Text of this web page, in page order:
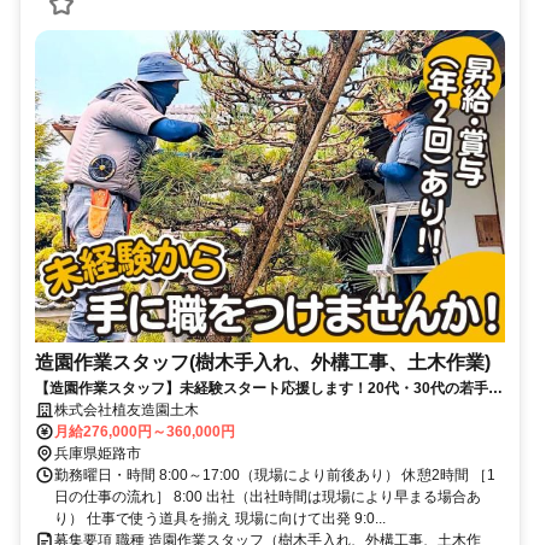
造園作業スタッフ(樹木手入れ、外構工事、土木作業)
【造園作業スタッフ】未経験スタート応援します！20代・30代の若手も
活躍中！もちろん、経験者も大歓迎
株式会社植友造園土木
月給276,000円～360,000円
兵庫県姫路市
勤務曜日・時間 8:00～17:00（現場により前後あり） 休憩2時間 ［1
日の仕事の流れ］ 8:00 出社（出社時間は現場により早まる場合あ
り） 仕事で使う道具を揃え 現場に向けて出発 9:0...
募集要項 職種 造園作業スタッフ（樹木手入れ、外構工事、土木作